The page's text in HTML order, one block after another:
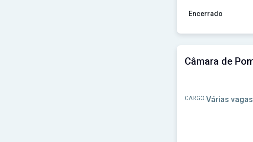
Encerrado
CARGO:Várias vagas